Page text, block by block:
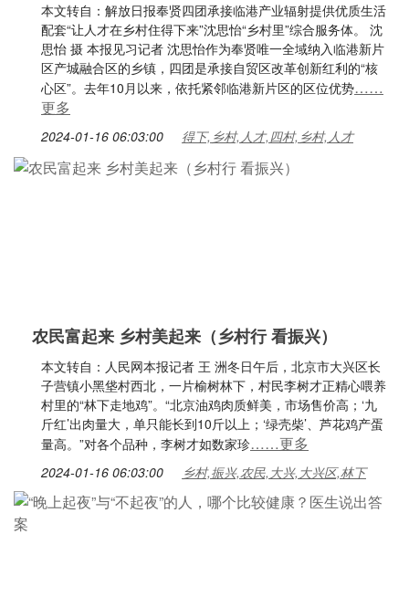
本文转自：解放日报奉贤四团承接临港产业辐射提供优质生活
配套“让人才在乡村住得下来”沈思怡“乡村里”综合服务体。 沈
思怡 摄 本报见习记者 沈思怡作为奉贤唯一全域纳入临港新片
区产城融合区的乡镇，四团是承接自贸区改革创新红利的“核
心区”。去年10月以来，依托紧邻临港新片区的区位优势……
更多
2024-01-16 06:03:00 得下,乡村,人才,四村,乡村,人才
农民富起来 乡村美起来（乡村行 看振兴）
本文转自：人民网本报记者 王 洲冬日午后，北京市大兴区长
子营镇小黑垡村西北，一片榆树林下，村民李树才正精心喂养
村里的“林下走地鸡”。“北京油鸡肉质鲜美，市场售价高；‘九
斤红’出肉量大，单只能长到10斤以上；‘绿壳柴’、芦花鸡产蛋
量高。”对各个品种，李树才如数家珍……更多
2024-01-16 06:03:00 乡村,振兴,农民,大兴,大兴区,林下